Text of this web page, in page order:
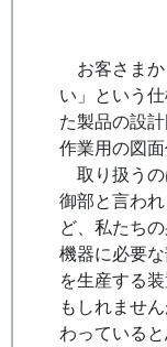
お客さまか
い」という
た製品の設
作業用の図面
取り扱うの
御部と言わ
ど、私たち
機器に必要
を生産する
もしれませ
わっていると